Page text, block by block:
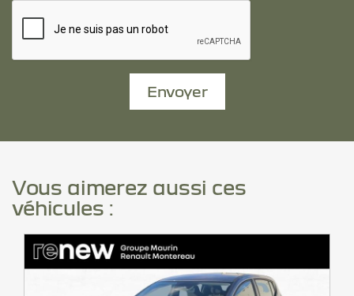
Envoyer
Vous aimerez aussi ces
véhicules :